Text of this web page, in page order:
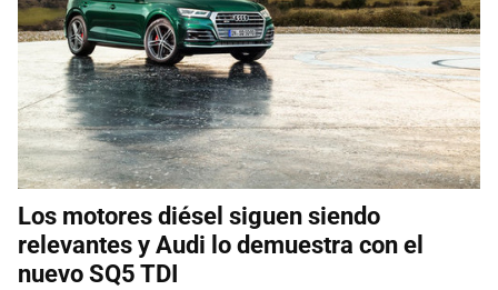
Los motores diésel siguen siendo
relevantes y Audi lo demuestra con el
nuevo SQ5 TDI